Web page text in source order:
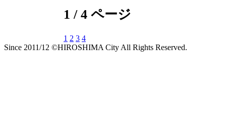
1 / 4 ページ
1 2 3 4
Since 2011/12 ©HIROSHIMA City All Rights Reserved.